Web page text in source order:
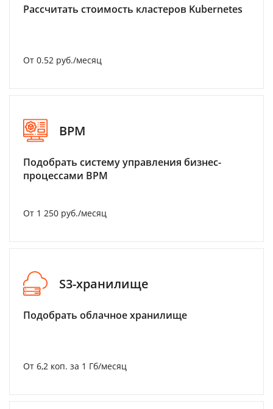
Рассчитать стоимость кластеров Kubernetes
От 0.52 руб./месяц
BPM
Подобрать систему управления бизнес-
процессами BPM
От 1 250 руб./месяц
S3-хранилище
Подобрать облачное хранилище
От 6,2 коп. за 1 Гб/месяц